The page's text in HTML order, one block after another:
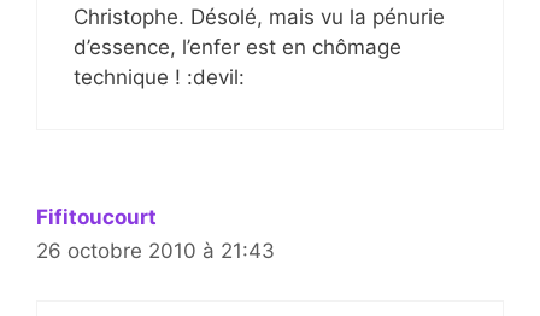
Christophe. Désolé, mais vu la pénurie
d’essence, l’enfer est en chômage
technique ! :devil:
Fifitoucourt
26 octobre 2010 à 21:43